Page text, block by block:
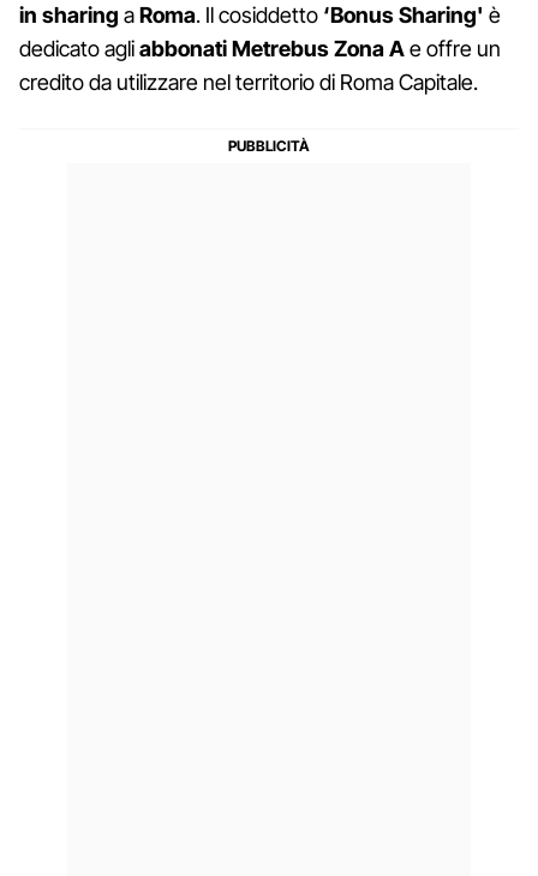
in sharing aRoma. Il cosiddetto ‘Bonus Sharing' è
dedicato agliabbonati Metrebus Zona Ae offre un
credito da utilizzare nel territorio di Roma Capitale.